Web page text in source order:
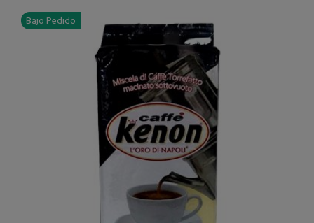
Bajo Pedido